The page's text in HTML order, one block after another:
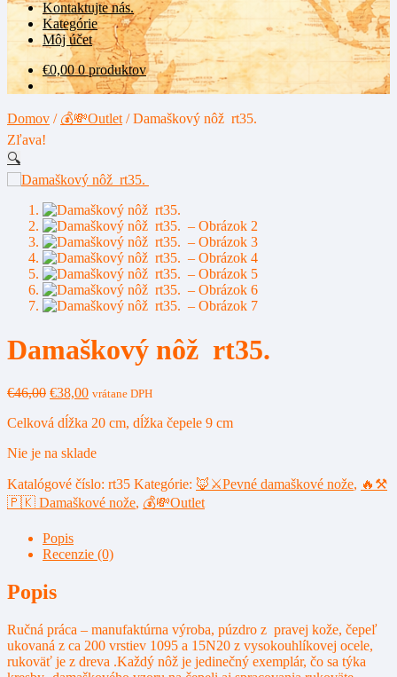
Kontaktujte nás.
Kategórie
Môj účet
€0,00 0 produktov
Domov / 💰💸Outlet /Damaškový nôž rt35.
Zľava!
🔍
Damaškový nôž rt35.
€46,00 Pôvodná
bola:
€38,00Aktuálna
je:
vrátane DPH
Celková dĺžka 20 cm, dĺžka čepele 9 cm
Nie je na sklade
Katalógové číslo: rt35 Kategórie: 🦊⚔️Pevné damaškové nože, 🔥⚒️
🇵🇰 Damaškové nože, 💰💸Outlet
Popis
Recenzie (0)
Popis
Ručná práca – manufaktúrna výroba, púzdro z pravej kože, čepeľ
ukovaná z ca 200 vrstiev 1095 a 15N20 z vysokouhlíkovej ocele,
rukoväť je z dreva .Každý nôž je jedinečný exemplár, čo sa týka